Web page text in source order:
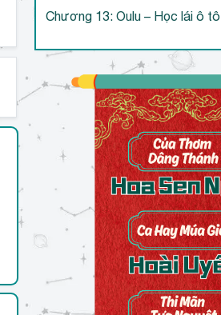
Chương 13: Oulu – Học lái ô tô